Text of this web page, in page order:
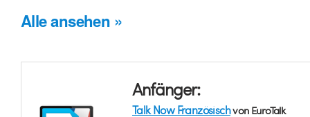
Alle ansehen »
Anfänger:
Talk Now Französischvon EuroTalk